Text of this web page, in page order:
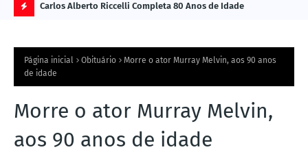
L
M
A
Carlos Alberto Riccelli Completa 80 Anos de Idade
Página inicial Obituário
Morre o ator Murray Melvin, aos 90 anos
de idade
Morre o ator Murray Melvin,
aos 90 anos de idade